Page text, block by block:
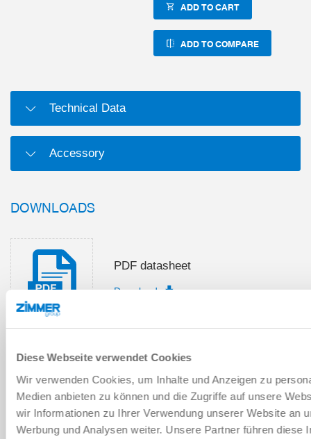
Diese Webseite verwendet Cookies
Wir verwenden Cookies, um Inhalte und Anzeigen zu
Medien anbieten zu können und die Zugriffe auf unsere
wir Informationen zu Ihrer Verwendung unserer Website an
Werbung und Analysen weiter. Unsere Partner führen diese
ADD TO CART
ADD TO COMPARE
Technical Data
Accessory
DOWNLOADS
PDF datasheet
Download
instructions
Download